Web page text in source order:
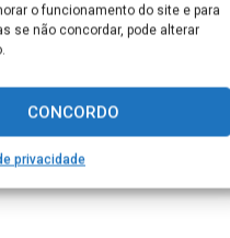
o funcionamento do site e para
se não concordar, pode alterar
CONCORDO
privacidade